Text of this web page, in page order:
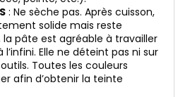
: Ne sèche pas. Après cuisson,
solide mais reste
la pâte est agréable à travailler
Elle ne déteint pas ni sur
Toutes les couleurs
afin d’obtenir la teinte